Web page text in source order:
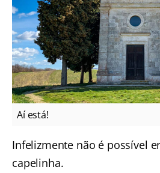
Aí está!
Infelizmente não é possível
capelinha.